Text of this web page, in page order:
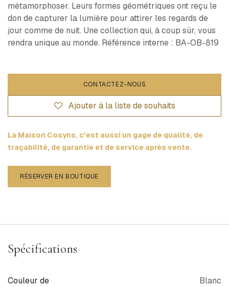
métamorphoser. Leurs formes géométriques ont reçu le
don de capturer la lumière pour attirer les regards de
jour comme de nuit. Une collection qui, à coup sûr, vous
rendra unique au monde. Référence interne : BA-OB-819
CONTACTEZ-NOUS
Ajouter à la liste de souhaits
La Maison Cosyns, c'est aussi un gage de qualité, de
traçabilité, de garantie et de service après vente.
RÉSERVER EN BOUTIQUE
Spécifications
Couleur de
Blanc